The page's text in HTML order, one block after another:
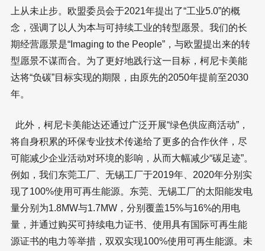
上从未止步。欧盟委员会于2021年提出了“工业5.0”的概
念，强调了以人为本与可持续工业的转型愿景。我们的长
期经营愿景是“Imaging to the People”，与欧盟提出来的转
型愿景不谋而合。为了更好地践行这一目标，柯尼卡美能
达将“负碳”目标实现的期限，由原先的2050年提前至2030
年。
此外，柯尼卡美能达还通过广泛开展“绿色供应商活动”，
将自身积累的环保专业技术传递给了更多的合作伙伴，尽
可能减少企业活动对环境的影响，从而大幅减少“碳足迹”。
例如，我们东莞工厂、无锡工厂于2019年、2020年分别实
现了100%使用可再生能源。东莞、无锡工厂的太阳能发电
量分别为1.8MW与1.7MW，分别覆盖15%与16%的用电
量，并通过购买可持续电力证书、使用具有国际可再生能
源证书的电力等举措，双双实现100%使用可再生能源。未